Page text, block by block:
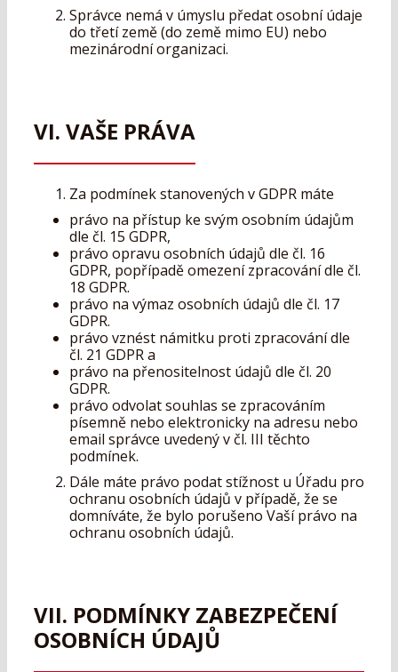
Správce nemá v úmyslu předat osobní údaje
do třetí země (do země mimo EU) nebo
mezinárodní organizaci.
VI. VAŠE PRÁVA
Za podmínek stanovených v GDPR máte
právo na přístup ke svým osobním údajům
dle čl. 15 GDPR,
právo opravu osobních údajů dle čl. 16
GDPR, popřípadě omezení zpracování dle čl.
18 GDPR.
právo na výmaz osobních údajů dle čl. 17
GDPR.
právo vznést námitku proti zpracování dle
čl. 21 GDPR a
právo na přenositelnost údajů dle čl. 20
GDPR.
právo odvolat souhlas se zpracováním
písemně nebo elektronicky na adresu nebo
email správce uvedený v čl. III těchto
podmínek.
Dále máte právo podat stížnost u Úřadu pro
ochranu osobních údajů v případě, že se
domníváte, že bylo porušeno Vaší právo na
ochranu osobních údajů.
VII. PODMÍNKY ZABEZPEČENÍ
OSOBNÍCH ÚDAJŮ